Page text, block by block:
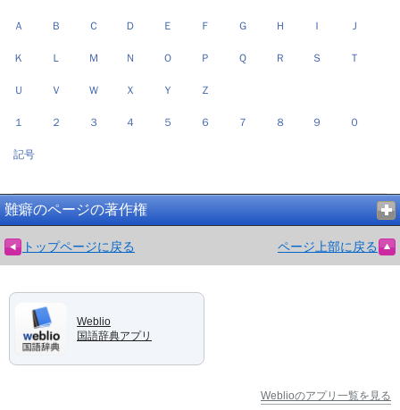
Ａ Ｂ Ｃ Ｄ Ｅ Ｆ Ｇ Ｈ Ｉ Ｊ
Ｋ Ｌ Ｍ Ｎ Ｏ Ｐ Ｑ Ｒ Ｓ Ｔ
Ｕ Ｖ Ｗ Ｘ Ｙ Ｚ
１ ２ ３ ４ ５ ６ ７ ８ ９ ０
記号
難癖のページの著作権
トップページに戻る ページ上部に戻る
Weblio
国語辞典アプリ
Weblioのアプリ一覧を見る